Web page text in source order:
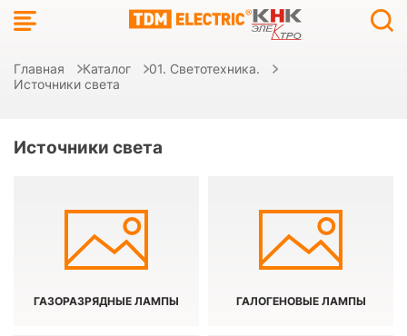
Главная Каталог
01. Светотехника.
Источники света
Источники света
ГАЗОРАЗРЯДНЫЕ ЛАМПЫ ГАЛОГЕНОВЫЕ ЛАМПЫ